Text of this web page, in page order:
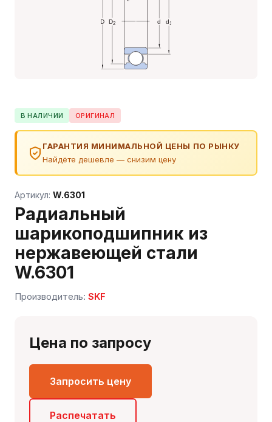
В НАЛИЧИИ ОРИГИНАЛ
ГАРАНТИЯ МИНИМАЛЬНОЙ ЦЕНЫ ПО РЫНКУ
Найдёте дешевле — снизим цену
Артикул: W.6301
Радиальный
шарикоподшипник из
нержавеющей стали
W.6301
Производитель: SKF
Цена по запросу
Запросить цену
Распечатать
Сергей — первый в отрасли ИИ-эксперт по